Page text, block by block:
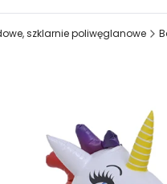
szklarnie poliwęglanowe